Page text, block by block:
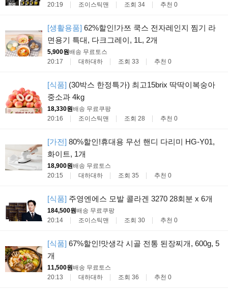
20:19
조이스틱맨 조회 34 추천 0
[생활용품] 62%할인!가쯔 쿡스 전자레인지 찜기 라
면용기 특대, 다크그레이, 1L, 2개
5,900원배송 무료토스
20:17
대하대하 조회 33 추천 0
[식품] (30박스 한정특가) 최고15brix 딱딱이복숭아
중소과 4kg
18,330원배송 무료쿠팡
20:16
조이스틱맨 조회 28 추천 0
[가전] 80%할인!휴대용 무선 핸디 다리미 HG-Y01,
화이트, 1개
18,900원배송 무료토스
20:15
대하대하 조회 35 추천 0
[식품] 주영엔에스 모발 콜라겐 3270 28회분 x 6개
184,500원배송 무료쿠팡
20:14
조이스틱맨 조회 30 추천 0
[식품] 67%할인!맛생각 시골 전통 된장찌개, 600g, 5
개
11,500원배송 무료토스
20:13
대하대하 조회 36 추천 0